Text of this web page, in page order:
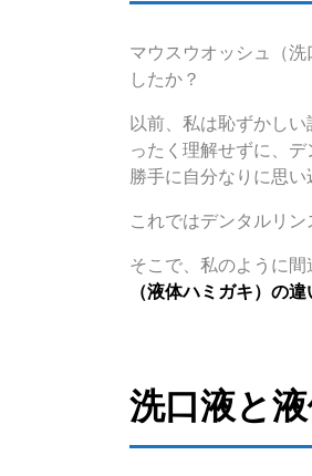
マウスウオッシュ（
したか？
以前、私は恥ずかし
ったく理解せずに、
勝手に自分なりに思
これではデンタルリ
そこで、私のように
（液体ハミガキ）の
洗口液と